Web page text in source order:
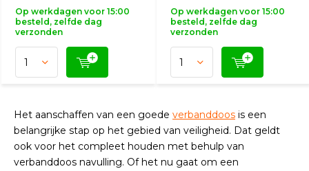
Op werkdagen voor 15:00
besteld, zelfde dag
verzonden
Op werkdagen voor 15:00
besteld, zelfde dag
verzonden
Het aanschaffen van een goede verbanddoos is een
belangrijke stap op het gebied van veiligheid. Dat geldt
ook voor het compleet houden met behulp van
verbanddoos navulling. Of het nu gaat om een